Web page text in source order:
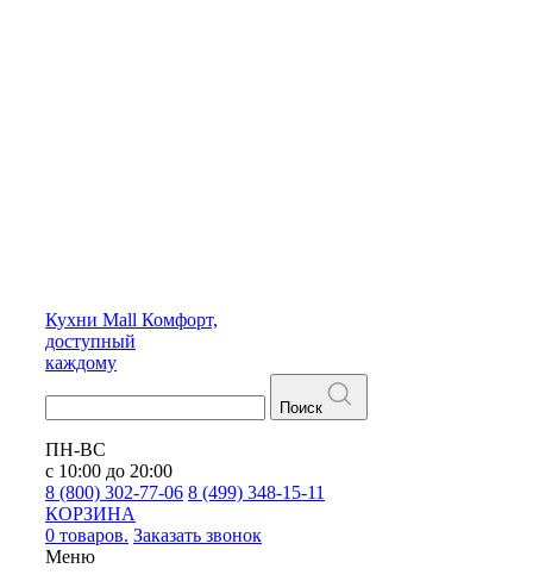
Кухни Mall Комфорт,
доступный
каждому
Поиск
ПН-ВС
с 10:00 до 20:00
8 (800) 302-77-06 8 (499) 348-15-11
КОРЗИНА
0 товаров. Заказать звонок
Меню